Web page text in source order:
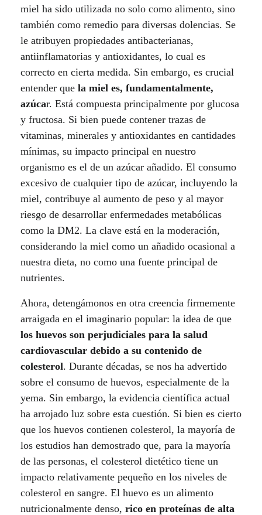
t
r
o
s
m
i
t
o
s
n
u
t
r
i
c
i
o
n
a
l
e
miel ha sido utilizada no solo como alimento, sino
también como remedio para diversas dolencias. Se
le atribuyen propiedades antibacterianas,
antiinflamatorias y antioxidantes, lo cual es
correcto en cierta medida. Sin embargo, es crucial
entender que la miel es, fundamentalmente,
azúcar. Está compuesta principalmente por glucosa
y fructosa. Si bien puede contener trazas de
vitaminas, minerales y antioxidantes en cantidades
mínimas, su impacto principal en nuestro
organismo es el de un azúcar añadido. El consumo
excesivo de cualquier tipo de azúcar, incluyendo la
miel, contribuye al aumento de peso y al mayor
riesgo de desarrollar enfermedades metabólicas
como la DM2. La clave está en la moderación,
considerando la miel como un añadido ocasional a
nuestra dieta, no como una fuente principal de
nutrientes.
Ahora, detengámonos en otra creencia firmemente
arraigada en el imaginario popular: la idea de que
los huevos son perjudiciales para la salud
cardiovascular debido a su contenido de
colesterol. Durante décadas, se nos ha advertido
sobre el consumo de huevos, especialmente de la
yema. Sin embargo, la evidencia científica actual
ha arrojado luz sobre esta cuestión. Si bien es cierto
que los huevos contienen colesterol, la mayoría de
los estudios han demostrado que, para la mayoría
de las personas, el colesterol dietético tiene un
impacto relativamente pequeño en los niveles de
colesterol en sangre. El huevo es un alimento
nutricionalmente denso, rico en proteínas de alta